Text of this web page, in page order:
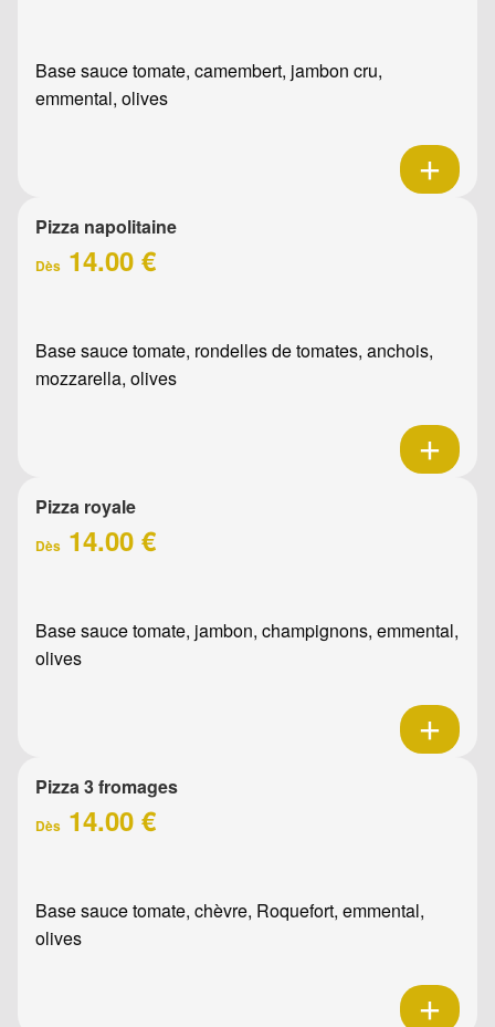
Base sauce tomate, camembert, jambon cru,
emmental, olives
Pizza napolitaine
Dès 14.00 €
Base sauce tomate, rondelles de tomates, anchois,
mozzarella, olives
Pizza royale
Dès 14.00 €
Base sauce tomate, jambon, champignons, emmental,
olives
Pizza 3 fromages
Dès 14.00 €
Base sauce tomate, chèvre, Roquefort, emmental,
olives